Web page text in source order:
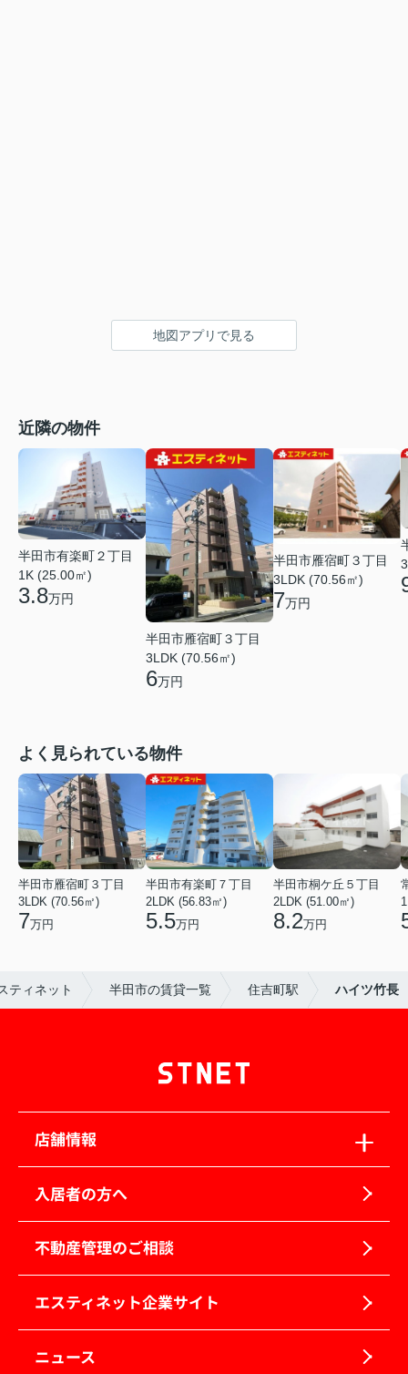
地図アプリで見る
近隣の物件
半田市有楽町２丁目
1K (25.00㎡)
3.8万円
半田市雁宿町３丁目
3LDK (70.56㎡)
6万円
半田市雁宿町３丁目
3LDK (70.56㎡)
7万円
よく見られている物件
半田市雁宿町３丁目
3LDK (70.56㎡)
7万円
半田市有楽町７丁目
2LDK (56.83㎡)
5.5万円
半田市桐ケ丘５丁目
2LDK (51.00㎡)
8.2万円
ティネット 半田市の賃貸一覧 住吉町駅 ハイツ竹長
店舗情報
入居者の方へ
不動産管理のご相談
エスティネット企業サイト
ニュース